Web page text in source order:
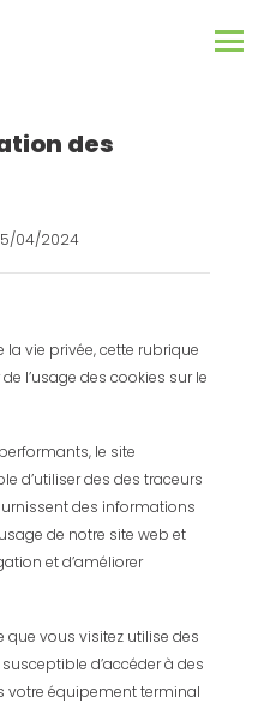
des
04/2024
vie privée, cette rubrique
l’usage des cookies sur le
le site
d’utiliser des des traceurs
des informations
de notre site web et
et d’améliorer
que vous visitez utilise des
d’accéder à des
votre équipement terminal